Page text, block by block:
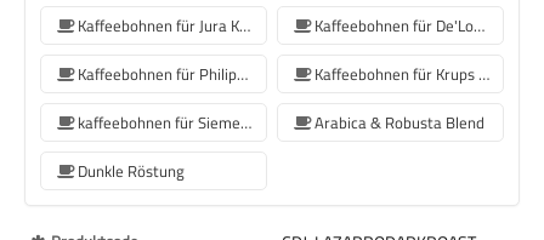
Kaffeebohnen für Jura Kaffeemaschinen
Kaffeebohnen für De'Longhi Kaffeemaschine
Kaffeebohnen für Philips Kaffeemaschine
Kaffeebohnen für Krups Kaffeemaschine
kaffeebohnen für Siemens-Kaffeemaschine
Arabica & Robusta Blend
Dunkle Röstung